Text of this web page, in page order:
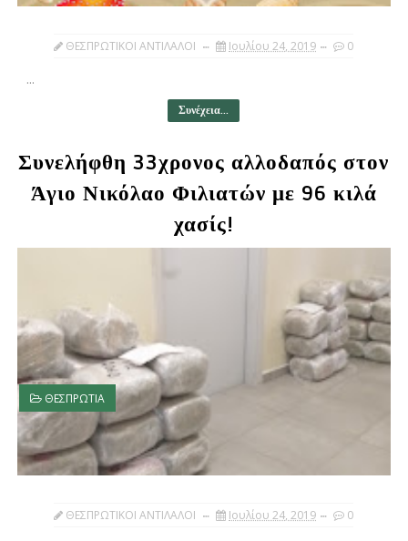
ΘΕΣΠΡΩΤΙΚΟΙ ΑΝΤΙΛΑΛΟΙ Ιουλίου 24, 2019 0
...
Συνέχεια...
Συνελήφθη 33χρονος αλλοδαπός στον
Άγιο Νικόλαο Φιλιατών με 96 κιλά
χασίς!
ΘΕΣΠΡΩΤΙΑ
ΘΕΣΠΡΩΤΙΚΟΙ ΑΝΤΙΛΑΛΟΙ Ιουλίου 24, 2019 0